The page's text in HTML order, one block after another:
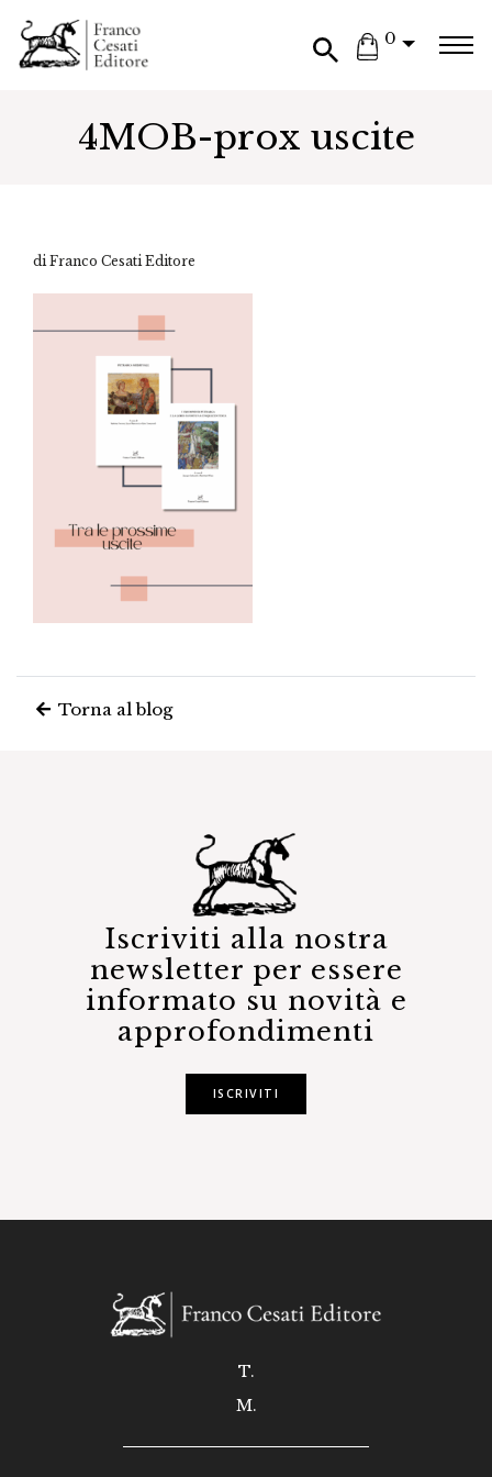
0
4MOB-prox uscite
di Franco Cesati Editore
Torna al blog
Iscriviti alla nostra
newsletter per essere
informato su novità e
approfondimenti
ISCRIVITI
T.
M.